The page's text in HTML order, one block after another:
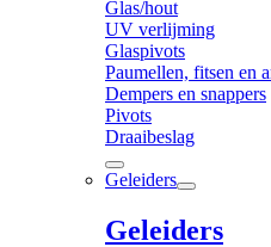
Glas/hout
UV verlijming
Glaspivots
Paumellen, fitsen en
Dempers en snappers
Pivots
Draaibeslag
Geleiders
Geleiders